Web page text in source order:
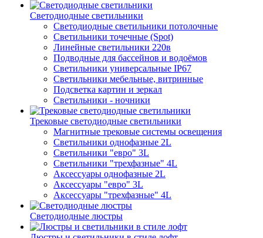
Светодиодные светильники
Светодиодные светильники потолочные
Светильники точечные (Spot)
Линейные светильники 220в
Подводные для бассейнов и водоёмов
Светильники универсальные IP67
Светильники мебельные, витринные
Подсветка картин и зеркал
Светильники - ночники
Трековые светодиодные светильники
Магнитные трековые системы освещения
Светильники однофазные 2L
Светильники "евро" 3L
Светильники "трехфазные" 4L
Аксессуары однофазные 2L
Аксессуары "евро" 3L
Аксессуары "трехфазные" 4L
Светодиодные люстры